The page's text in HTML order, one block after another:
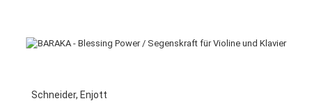
Schneider, Enjott